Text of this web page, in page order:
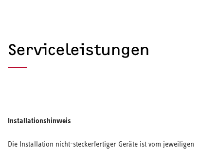
Serviceleistungen
Installationshinweis
Die Installation nicht-steckerfertiger Geräte ist vom jeweiligen